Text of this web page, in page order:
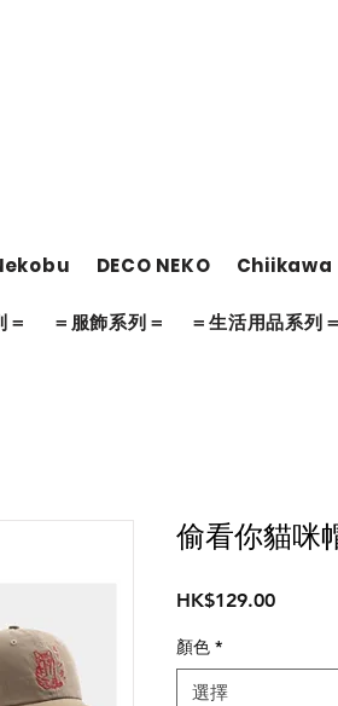
DECO NEKO Chiikawa
＝ ＝服飾系列＝ ＝生活用品系列
偷看你貓咪
HK$129.00價
顏色 *
選擇